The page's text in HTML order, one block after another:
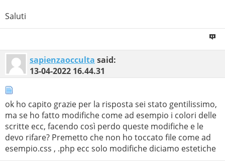
Saluti
sapienzaocculta said:
13-04-2022 16.44.31
ok ho capito grazie per la risposta sei stato gentilissimo,
ma se ho fatto modifiche come ad esempio i colori delle
scritte ecc, facendo così perdo queste modifiche e le
devo rifare? Premetto che non ho toccato file come ad
esempio.css , .php ecc solo modifiche diciamo estetiche